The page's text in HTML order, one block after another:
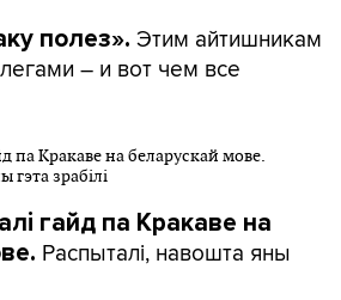
полез». Этим айтишникам
– и вот чем все
гайд па Кракаве на
Распыталі, навошта яны